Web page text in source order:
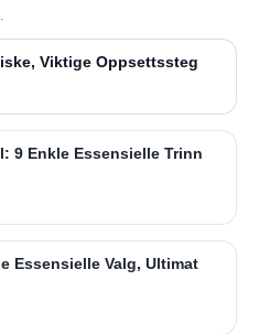
Viktige Oppsettssteg
9 Enkle Essensielle Trinn
Essensielle Valg, Ultimat